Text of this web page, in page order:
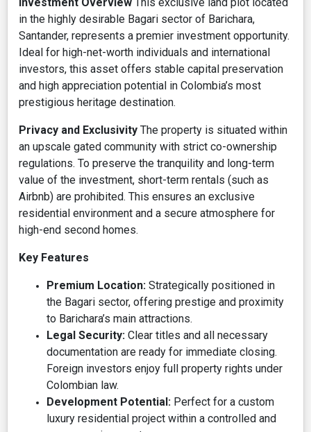
in the highly desirable Bagari sector of Barichara,
Santander, represents a premier investment opportunity.
Ideal for high-net-worth individuals and international
investors, this asset offers stable capital preservation
and high appreciation potential in Colombia’s most
prestigious heritage destination.
Privacy and Exclusivity The property is situated within
an upscale gated community with strict co-ownership
regulations. To preserve the tranquility and long-term
value of the investment, short-term rentals (such as
Airbnb) are prohibited. This ensures an exclusive
residential environment and a secure atmosphere for
high-end second homes.
Key Features
Premium Location: Strategically positioned in
the Bagari sector, offering prestige and proximity
to Barichara’s main attractions.
Legal Security: Clear titles and all necessary
documentation are ready for immediate closing.
Foreign investors enjoy full property rights under
Colombian law.
Development Potential: Perfect for a custom
luxury residential project within a controlled and